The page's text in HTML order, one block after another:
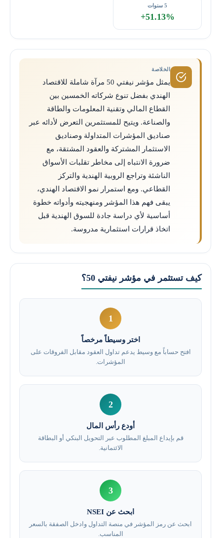
5 سنوات
+51.13%
الخلاصة
يمثل مؤشر نيفتي 50 مرآة شاملة للاقتصاد
الهندي بفضل تنوع شركاته الخمسين بين
القطاع المالي وتقنية المعلومات والطاقة
والصناعة. ويتيح للمستثمرين التعرض لأدائه عبر
صناديق المؤشرات المتداولة وصناديق
الاستثمار المشتركة والعقود المشتقة، مع
ضرورة الانتباه إلى مخاطر تقلبات الأسواق
الناشئة وتراجع الروبية الهندية والتركز
القطاعي. ومع استمرار نمو الاقتصاد الهندي،
يبقى فهم هذا المؤشر ومنهجيته وأدواته خطوة
أساسية لأي دراسة جادة للسوق الهندية قبل
اتخاذ قرارات استثمارية مدروسة.
كيف تستثمر في مؤشر نيفتي 50؟
1
اختر وسيطاً مرخصاً
افتح حساباً مع وسيط يدعم تداول العقود مقابل الفروقات على
المؤشرات.
2
أودع رأس المال
قم بإيداع المبلغ المطلوب عبر التحويل البنكي أو البطاقة
الائتمانية.
3
ابحث عن NSEI
ابحث عن رمز المؤشر في منصة التداول وادخل الصفقة بالسعر
المناسب.